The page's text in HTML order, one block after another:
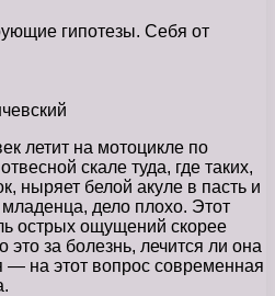
гипотезы. Себя от
летит на мотоцикле по
скале туда, где таких,
ныряет белой акуле в пасть и
дело плохо. Этот
острых ощущений скорее
это за болезнь, лечится ли она
— на этот вопрос современная